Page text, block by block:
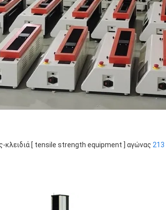
κλειδιά [ tensile strength equipment ] αγώνας 213